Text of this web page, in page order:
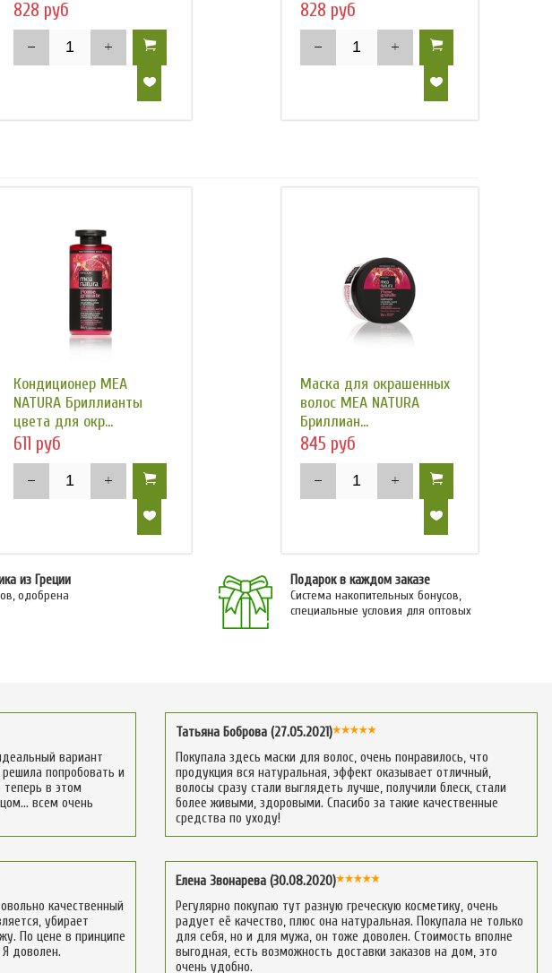
828 руб 828 руб
Кондиционер MEA
NATURA Бриллианты
цвета для окр...
611 руб
Маска для окрашенных
волос MEA NATURA
Бриллиан...
845 руб
из Греции
одобрена
Подарок в каждом заказе
Система накопительных бонусов,
специальные условия для оптовых
вариант
попробовать и
теперь в этом
всем очень
Татьяна Боброва (27.05.2021)
Покупала здесь маски для волос, очень понравилось, что
продукция вся натуральная, эффект оказывает отличный,
волосы сразу стали выглядеть лучше, получили блеск, стали
более живыми, здоровыми. Спасибо за такие качественные
средства по уходу!
качественный
убирает
По цене в принципе
доволен.
Елена Звонарева (30.08.2020)
Регулярно покупаю тут разную греческую косметику, очень
радует её качество, плюс она натуральная. Покупала не только
для себя, но и для мужа, он тоже доволен. Стоимость вполне
выгодная, есть возможность доставки заказов на дом, это
очень удобно.